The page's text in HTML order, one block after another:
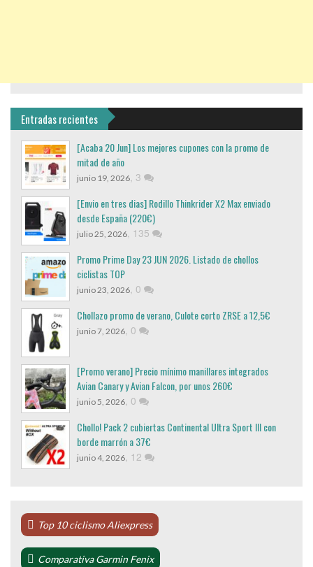
Entradas recientes
[Acaba 20 Jun] Los mejores cupones con la promo de
mitad de año
junio 19, 2026, 3
[Envio en tres dias] Rodillo Thinkrider X2 Max enviado
desde España (220€)
julio 25, 2026, 135
Promo Prime Day 23 JUN 2026. Listado de chollos
ciclistas TOP
junio 23, 2026, 0
Chollazo promo de verano, Culote corto ZRSE a 12,5€
junio 7, 2026, 0
[Promo verano] Precio mínimo manillares integrados
Avian Canary y Avian Falcon, por unos 260€
junio 5, 2026, 0
Chollo! Pack 2 cubiertas Continental Ultra Sport III con
borde marrón a 37€
junio 4, 2026, 12
Top 10 ciclismo Aliexpress
Comparativa Garmin Fenix